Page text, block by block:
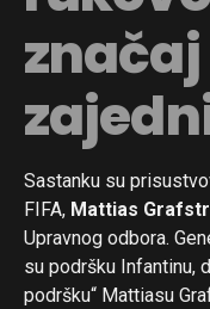
značaj
Sastanku su
FIFA, Mattias
Upravnog odbora.
su podršku Infantinu,
podršku“ Mattiasu